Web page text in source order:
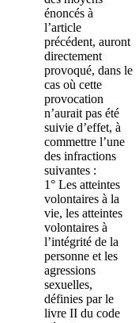
énoncés à
l’article
précédent, auront
directement
provoqué, dans le
cas où cette
provocation
n’aurait pas été
suivie d’effet, à
commettre l’une
des infractions
suivantes :
1° Les atteintes
volontaires à la
vie, les atteintes
volontaires à
l’intégrité de la
personne et les
agressions
sexuelles,
définies par le
livre II du code